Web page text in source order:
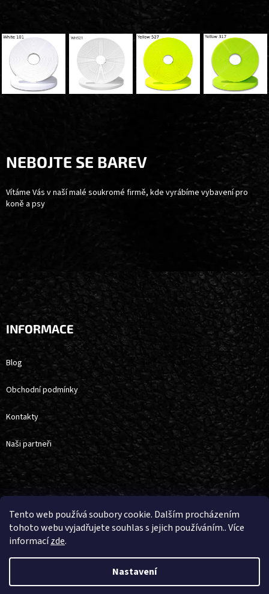
Tento web používá soubory cookie. Dalším procházením
tohoto webu vyjadřujete souhlas s jejich používáním.. Více
informacízde.
Nastavení
ANEBOJTE SE BAREV
Vítáme Vás v naší malé soukromé firmě, kde vyrábíme vybavení pro
koně a psy
INFORMACE
Blog
Obchodní podmínky
Kontakty
Naši partneři
Vytvořil Shoptet
Copyright 2026
cookies